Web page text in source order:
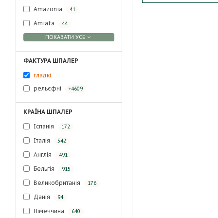
Amazonia 41
Amiata 44
ПОКАЗАТИ УСЕ
ФАКТУРА ШПАЛЕР
гладкі
рельєфні
+4609
КРАЇНА ШПАЛЕР
Іспанія 172
Італія 542
Англія 491
Бельгія 915
Великобританія 176
Данія 94
Німеччина 640